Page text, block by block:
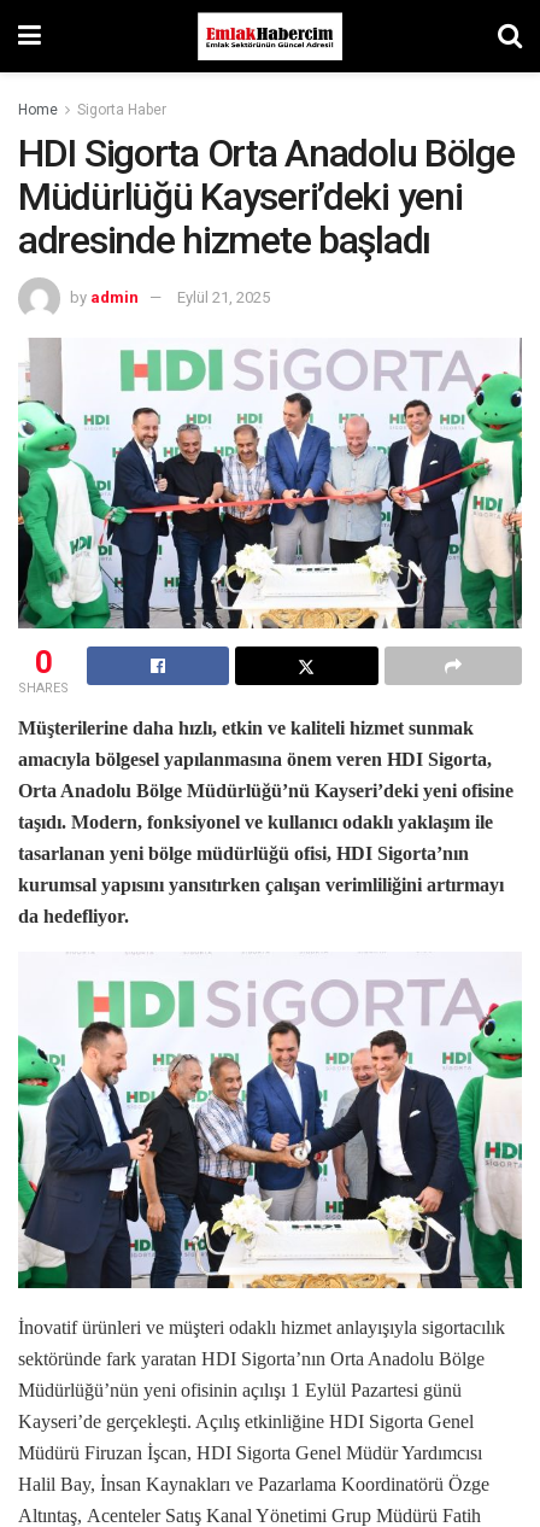
Home Sigorta Haber
HDI Sigorta Orta Anadolu Bölge
Müdürlüğü Kayseri’deki yeni
adresinde hizmete başladı
by admin Eylül 21, 2025
0
SHARES
Müşterilerine daha hızlı, etkin ve kaliteli hizmet sunmak
amacıyla bölgesel yapılanmasına önem veren HDI Sigorta,
Orta Anadolu Bölge Müdürlüğü’nü Kayseri’deki yeni ofisine
taşıdı. Modern, fonksiyonel ve kullanıcı odaklı yaklaşım ile
tasarlanan yeni bölge müdürlüğü ofisi, HDI Sigorta’nın
kurumsal yapısını yansıtırken çalışan verimliliğini artırmayı
da hedefliyor.
İnovatif ürünleri ve müşteri odaklı hizmet anlayışıyla sigortacılık
sektöründe fark yaratan HDI Sigorta’nın Orta Anadolu Bölge
Müdürlüğü’nün yeni ofisinin açılışı 1 Eylül Pazartesi günü
Kayseri’de gerçekleşti. Açılış etkinliğine HDI Sigorta Genel
Müdürü Firuzan İşcan, HDI Sigorta Genel Müdür Yardımcısı
Halil Bay, İnsan Kaynakları ve Pazarlama Koordinatörü Özge
Altıntaş, Acenteler Satış Kanal Yönetimi Grup Müdürü Fatih